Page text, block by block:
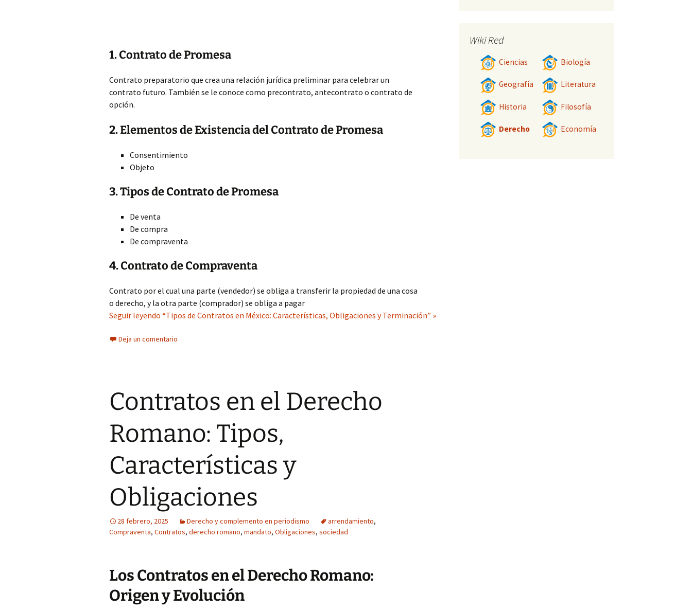
1. Contrato de Promesa
Contrato preparatorio que crea una relación jurídica preliminar para celebrar un
contrato futuro. También se le conoce como precontrato, antecontrato o contrato de
opción.
2. Elementos de Existencia del Contrato de Promesa
Consentimiento
Objeto
3. Tipos de Contrato de Promesa
De venta
De compra
De compraventa
4. Contrato de Compraventa
Contrato por el cual una parte (vendedor) se obliga a transferir la propiedad de una cosa
o derecho, y la otra parte (comprador) se obliga a pagar
Seguir leyendo “Tipos de Contratos en México: Características, Obligaciones y Terminación” »
Deja un comentario
Contratos en el Derecho
Romano: Tipos,
Características y
Obligaciones
28 febrero, 2025 Derecho y complemento en periodismo arrendamiento,
Compraventa, Contratos, derecho romano, mandato, Obligaciones, sociedad
Los Contratos en el Derecho Romano:
Origen y Evolución
Wiki Red
Ciencias Biología
Geografía Literatura
Historia Filosofía
Derecho Economía